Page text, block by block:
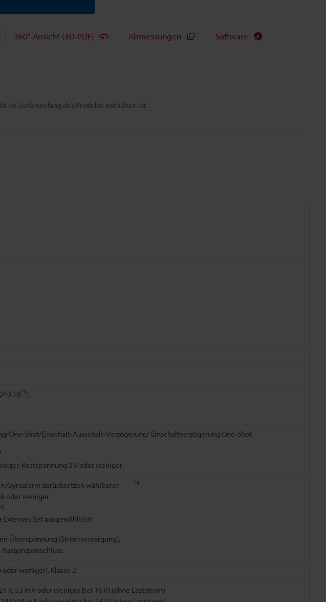
im Lieferumfang des Produkts enthalten ist.
360°-Ansicht (3D-PDF) Abmessungen Software
*3)
One-Shot/Einschalt-Ausschalt-Verzögerung/ Einschaltverzögerung One-Shot
Restspannung 2 V oder weniger
Gyroalarm zurücksetzen wählbarer *4
oder weniger
Externes Set ausgewählt ist)
Überspannung (Stromversorgung),
weniger), Klasse 2
53 mA oder weniger bei 16 V) (ohne Laststrom)